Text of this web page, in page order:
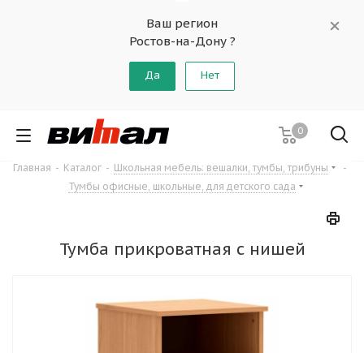
Ваш регион
Ростов-на-Дону ?
Да Нет
0
Главная - Каталог - Школьная мебель: вешалки, тумбы, трибуны
-
Тумбы офисные, школьные, для детского сада
Тумба прикроватная с нишей